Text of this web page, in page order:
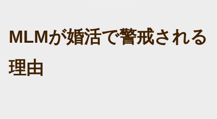
MLMが婚活で警戒される
理由